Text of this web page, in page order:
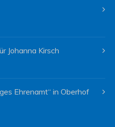
Johanna Kirsch
Ehrenamt“ in Oberhof